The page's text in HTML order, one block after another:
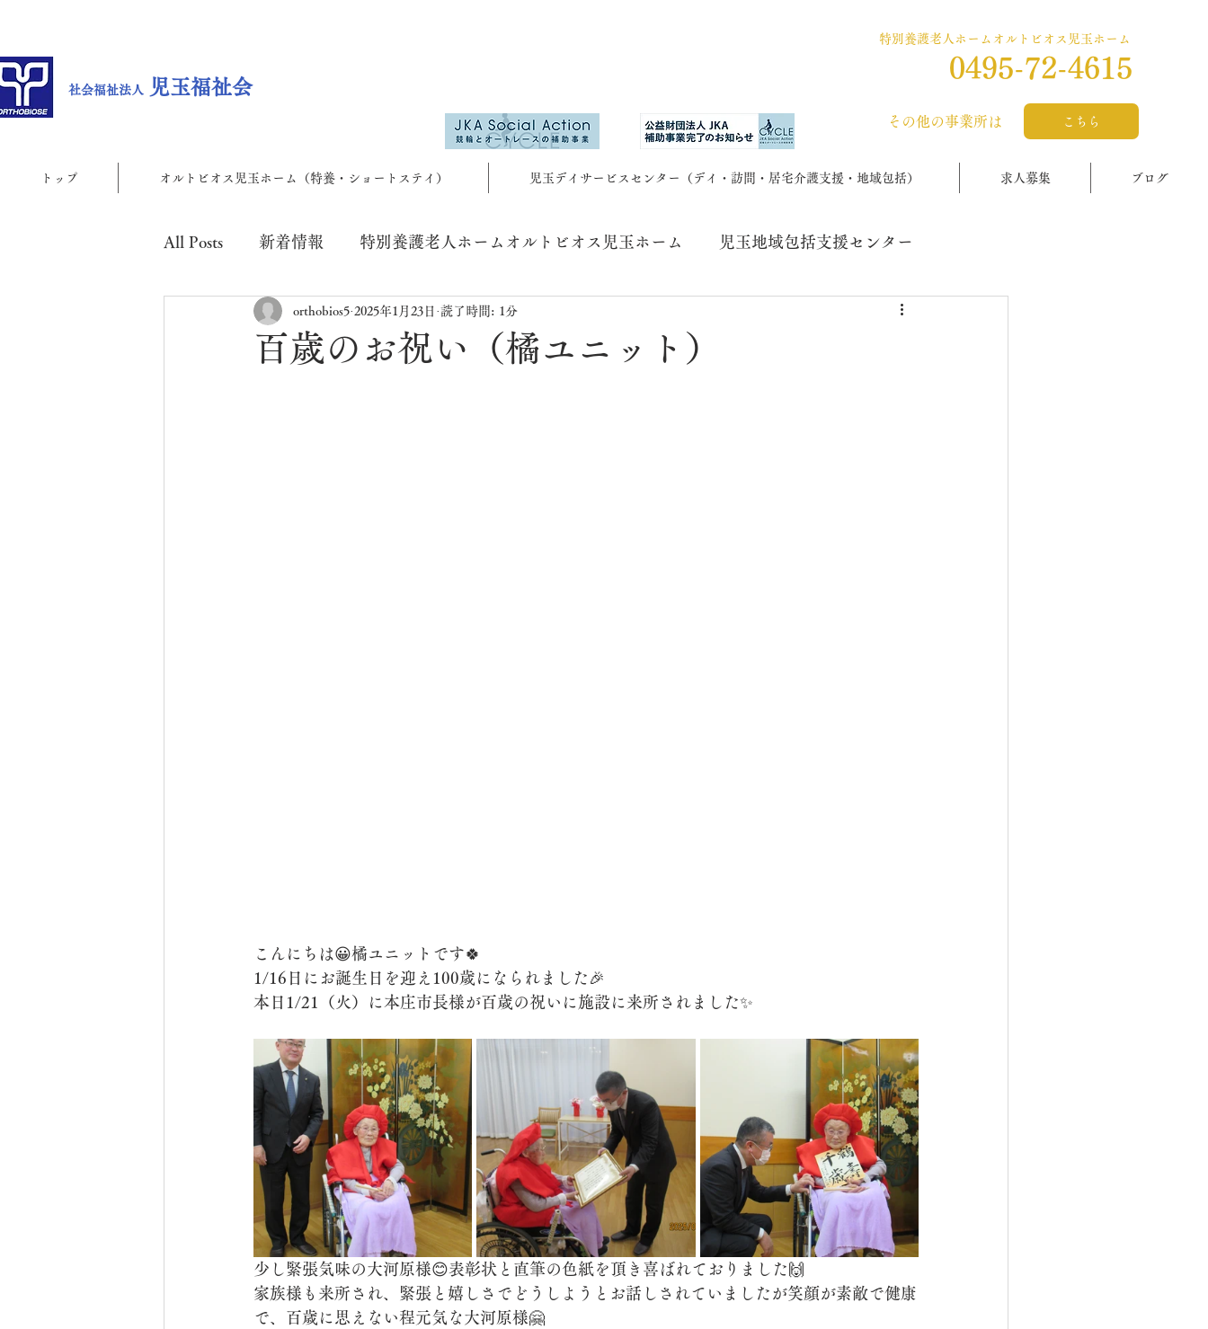
社会福祉法人 児玉福祉会
特別養護老人ホームオルトビオス児玉ホーム
0495-72-4615
​その他の事業所は こちら
トップ オルトビオス児玉ホーム（特養・ショートステイ） 児玉デイサービスセンター（デイ・訪問・居宅介護支援・地域包括） 求人募集 ブログ
All Posts 新着情報 特別養護老人ホームオルトビオス児玉ホーム 児玉地域包括支援センター
児玉地域包括支援センター
百歳のお祝い（橘ユニット）
orthobios5 2025年1月23日 読了時間: 1分
こんにちは😀橘ユニットです🍀
1/16日にお誕生日を迎え100歳になられました🎉
本日1/21（火）に本庄市長様が百歳の祝いに施設に来所されました✨
少し緊張気味の大河原様😊表彰状と直筆の色紙を頂き喜ばれておりました🙌
家族様も来所され、緊張と嬉しさでどうしようとお話しされていましたが笑顔が素敵で健康
で、百歳に思えない程元気な大河原様🤗